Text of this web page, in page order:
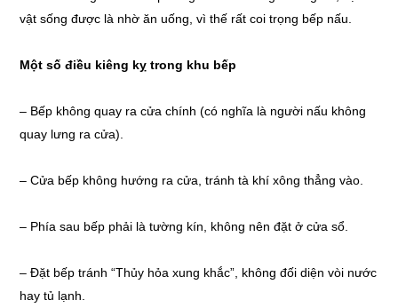
vật sống được là nhờ ăn uống, vì thế rất coi trọng bếp nấu.
Một số điều kiêng kỵ trong khu bếp
– Bếp không quay ra cửa chính (có nghĩa là người nấu không
quay lưng ra cửa).
– Cửa bếp không hướng ra cửa, tránh tà khí xông thẳng vào.
– Phía sau bếp phải là tường kín, không nên đặt ở cửa sổ.
– Đặt bếp tránh “Thủy hỏa xung khắc”, không đối diện vòi nước
hay tủ lạnh.